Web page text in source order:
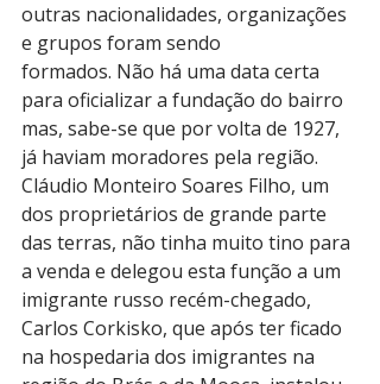
outras nacionalidades, organizações
e grupos foram sendo
formados. Não há uma data certa
para oficializar a fundação do bairro
mas, sabe-se que por volta de 1927,
já haviam moradores pela região.
Cláudio Monteiro Soares Filho, um
dos proprietários de grande parte
das terras, não tinha muito tino para
a venda e delegou esta função a um
imigrante russo recém-chegado,
Carlos Corkisko, que após ter ficado
na hospedaria dos imigrantes na